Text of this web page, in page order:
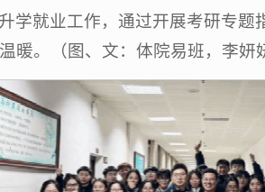
学就业工作，通过开展考研专
暖。（图、文： 体院易班， 李妍